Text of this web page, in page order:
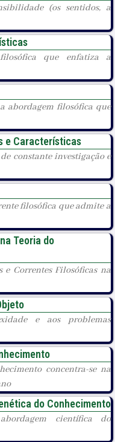
(os sentidos, a
que enfatiza a
abordagem filosófica que
e Características
constante investigação e
filosófica que admite a
Teoria do
e Correntes Filosóficas na
e aos problemas
concentra-se na
do Conhecimento
científica do